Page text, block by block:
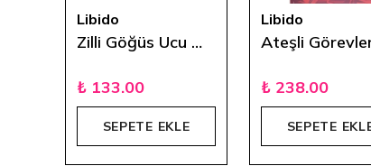
Libido
Zilli Göğüs Ucu Mandalı
₺ 133.00
SEPETE EKLE
Libido
₺ 238.00
SEPETE